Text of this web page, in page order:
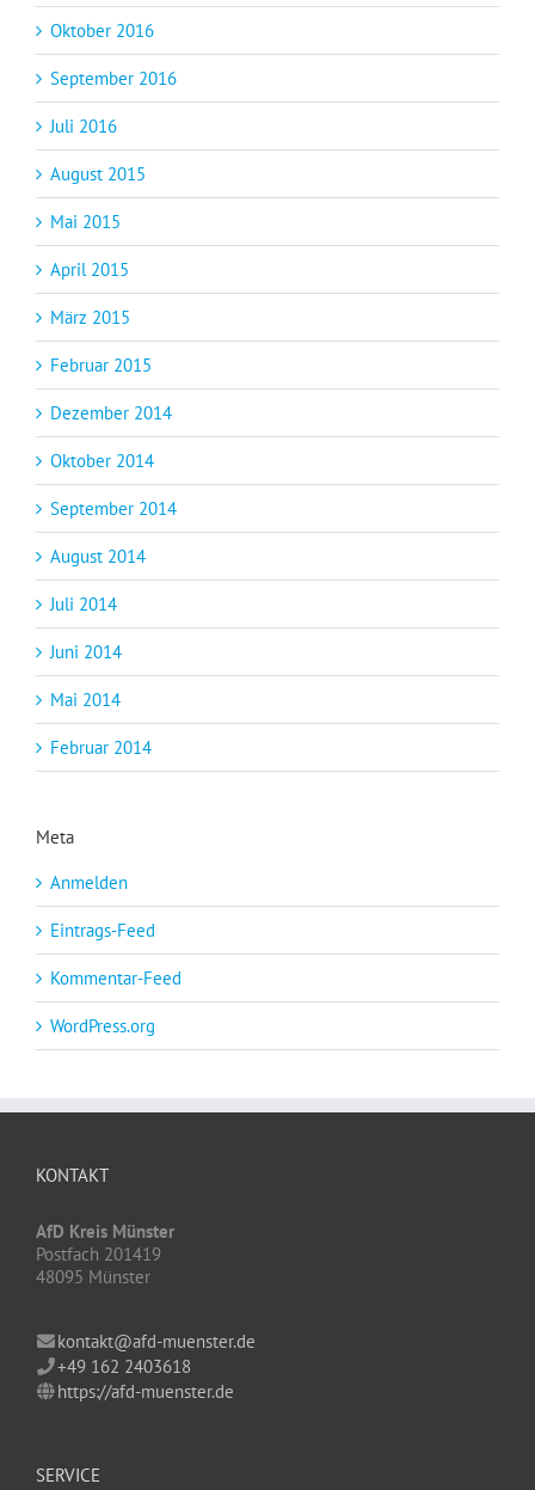
Oktober 2016
September 2016
Juli 2016
August 2015
Mai 2015
April 2015
März 2015
Februar 2015
Dezember 2014
Oktober 2014
September 2014
August 2014
Juli 2014
Juni 2014
Mai 2014
Februar 2014
Meta
Anmelden
Eintrags-Feed
Kommentar-Feed
WordPress.org
KONTAKT
AfD Kreis Münster
Postfach 201419
48095 Münster
kontakt@afd-muenster.de
+49 162 2403618
https://afd-muenster.de
SERVICE